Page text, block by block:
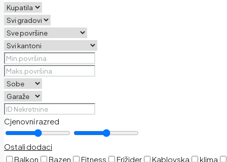
Cjenovni razred
Ostali dodaci
Balkon
Bazen Fitness Frižider Kablovska klima